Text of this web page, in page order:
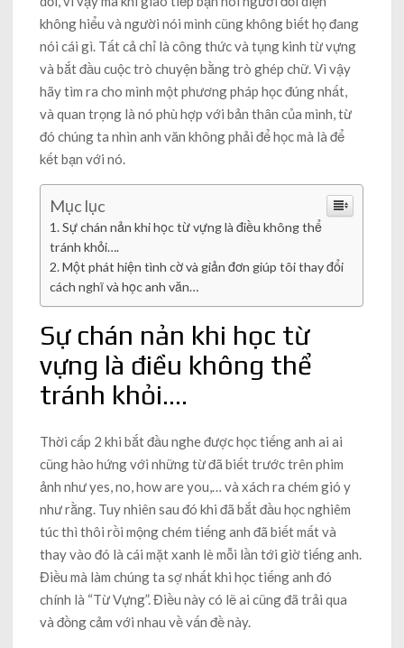
không hiểu và người nói mình cũng không biết họ đang
nói cái gì. Tất cả chỉ là công thức và tụng kinh từ vựng
và bắt đầu cuộc trò chuyện bằng trò ghép chữ. Vì vậy
hãy tìm ra cho mình một phương pháp học đúng nhất,
và quan trọng là nó phù hợp với bản thân của mình, từ
đó chúng ta nhìn anh văn không phải để học mà là để
kết bạn với nó.
Mục lục
Sự chán nản khi học từ vựng là điều không thể
tránh khỏi….
Một phát hiện tình cờ và giản đơn giúp tôi thay đổi
cách nghĩ và học anh văn…
Sự chán nản khi học từ
vựng là điều không thể
tránh khỏi….
Thời cấp 2 khi bắt đầu nghe được học tiếng anh ai ai
cũng hào hứng với những từ đã biết trước trên phim
ảnh như yes, no, how are you,… và xách ra chém gió y
như rằng. Tuy nhiên sau đó khi đã bắt đầu học nghiêm
túc thì thôi rồi mộng chém tiếng anh đã biết mất và
thay vào đó là cái mặt xanh lè mỗi lần tới giờ tiếng anh.
Điều mà làm chúng ta sợ nhất khi học tiếng anh đó
chính là “Từ Vựng”. Điều này có lẽ ai cũng đã trải qua
và đồng cảm với nhau về vấn đề này.